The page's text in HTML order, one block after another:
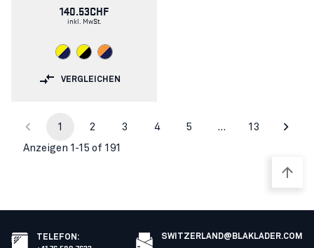
140.53CHF
inkl. MwSt.
VERGLEICHEN
1 2 3 4 5 … 13
Anzeigen 1-15 of 191
TELEFON : SWITZERLAND@BLAKLADER.COM